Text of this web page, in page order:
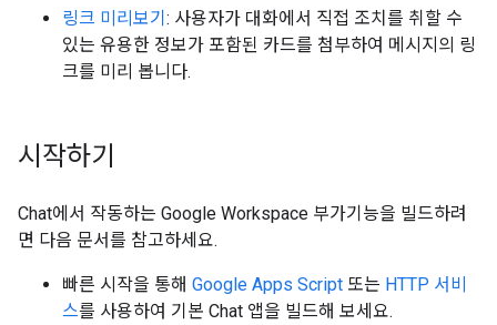
링크 미리보기 : 사용자가 대화에서 직접 조치를 취할 수
있는 유용한 정보가 포함된 카드를 첨부하여 메시지의 링
크를 미리 봅니다.
시작하기
Chat에서 작동하는 Google Workspace 부가기능을 빌드하려
면 다음 문서를 참고하세요.
빠른 시작을 통해 Google Apps Script 또는 HTTP 서비
스를 사용하여 기본 Chat 앱을 빌드해 보세요.